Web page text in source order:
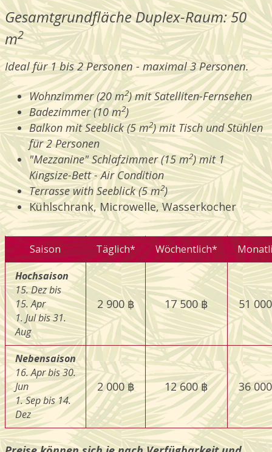
Gesamtgrundfläche Duplex-Raum: 50
m2
Ideal für 1 bis 2 Personen - maximal 3 Personen.
Wohnzimmer (20 m2) mit Satelliten-Fernsehen
Badezimmer (10 m2)
Balkon mit Seeblick (5 m2) mit Tisch und Stühlen
für 2 Personen
"Mezzanine" Schlafzimmer (15 m2) mit 1
Kingsize-Bett - Air Condition
Terrasse with Seeblick (5 m2)
Kühlschrank, Microwelle, Wasserkocher
Saison Täglich* Wöchentlich*
Hochsaison
15. Dez bis
15. Apr
1. Jul bis 31.
Aug
2 900 ฿ 17 500 ฿ 51
Nebensaison
16. Apr bis 30.
Jun
1. Sep bis 14.
Dez
2 000 ฿ 12 600 ฿ 36